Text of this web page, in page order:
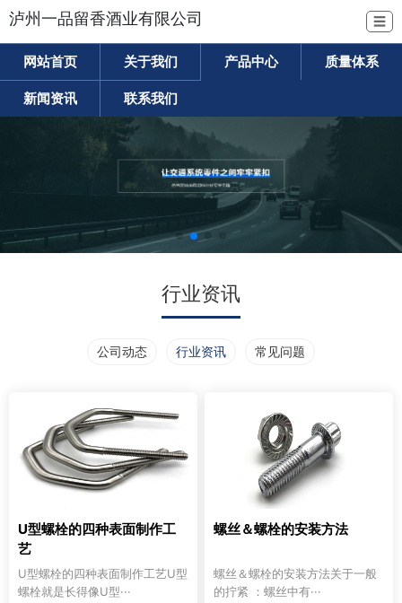
泸州一品留香酒业有限公司 ☰
网站首页 关于我们 产品中心 质量体系
新闻资讯 联系我们
行业资讯
公司动态 行业资讯 常见问题
U型螺栓的四种表面制作工
艺
U型螺栓的四种表面制作工艺U型
螺栓就是长得像U型···
螺丝＆螺栓的安装方法
螺丝＆螺栓的安装方法关于一般
的拧紧 ：螺丝中有···